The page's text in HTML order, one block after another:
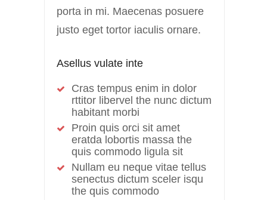
porta in mi. Maecenas posuere
justo eget tortor iaculis ornare.
Asellus vulate inte
Cras tempus enim in dolor
rttitor libervel the nunc dictum
habitant morbi
Proin quis orci sit amet
eratda lobortis massa the
quis commodo ligula sit
Nullam eu neque vitae tellus
senectus dictum sceler isqu
the quis commodo